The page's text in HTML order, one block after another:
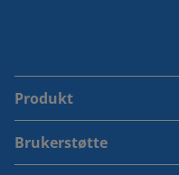
Produkt
Brukerstøtte